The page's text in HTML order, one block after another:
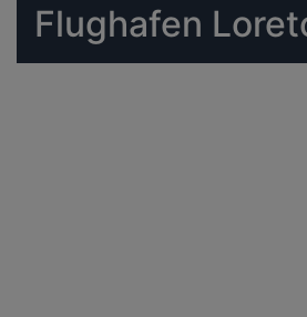
Flughafen